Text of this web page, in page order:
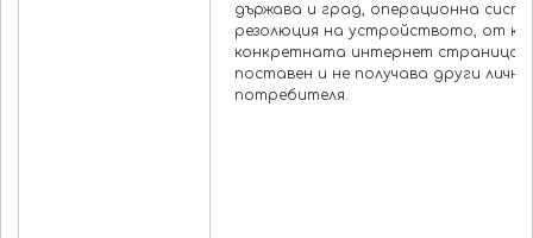
държава и град, операционна
резолюция на устройството, от
конкретната интернет страница,
поставен и не получава други
потребителя.